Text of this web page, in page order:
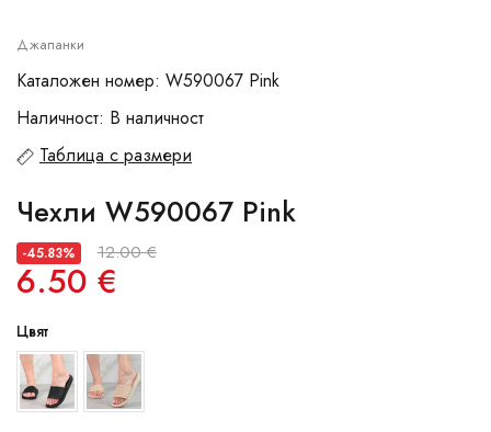
Джапанки
Каталожен номер: W590067 Pink
Наличност: В наличност
Таблица с размери
Чехли W590067 Pink
-45.83% 12.00 €
6.50 €
Цвят